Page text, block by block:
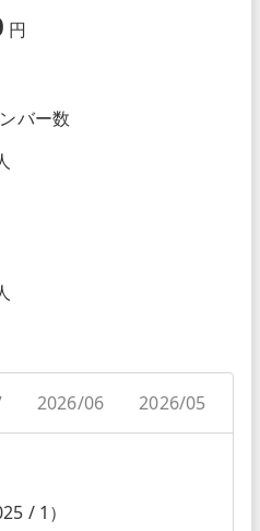
円
バー数
2026/06 2026/05
/ 1）